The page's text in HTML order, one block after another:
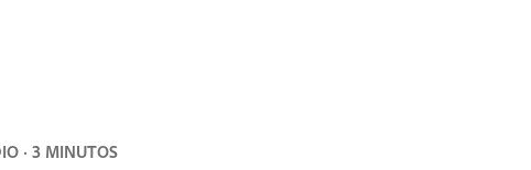
· 3 MINUTOS